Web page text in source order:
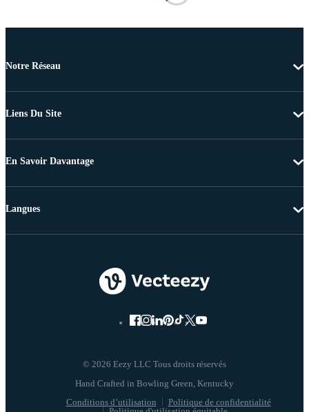
Notre Réseau
Liens Du Site
En Savoir Davantage
© 2026 Eezy LLC Tous droits réservés
Conditions d’utilisation
Politique de confidentialité
Langues